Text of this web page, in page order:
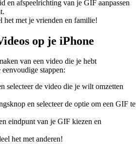
en afspeelrichting van je GIF aanpassen
het met je vrienden en familie!
op je iPhone
van een video die je hebt
stappen:
selecteer de video die je wilt omzetten
en selecteer de optie om een GIF te
eindpunt van je GIF kiezen en
het met anderen!